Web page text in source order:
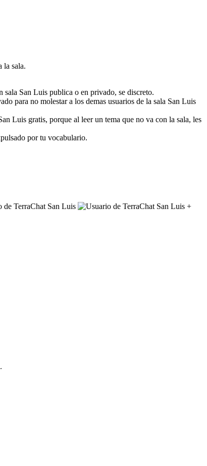
la sala.
sala San Luis publica o en privado, se discreto.
para no molestar a los demas usuarios de la sala San Luis
Luis gratis, porque al leer un tema que no va con la sala, les
por tu vocabulario.
+